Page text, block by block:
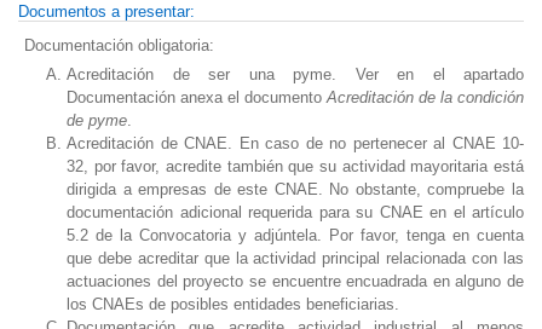
Documentos a presentar:
Documentación obligatoria:
Acreditación de ser una pyme. Ver en el apartado
Documentación anexa el documento Acreditación de la condición
de pyme
Acreditación de CNAE. En caso de no pertenecer al CNAE 10-
32, por favor, acredite también que su actividad mayoritaria está
dirigida a empresas de este CNAE. No obstante, compruebe la
documentación adicional requerida para su CNAE en el artículo
5.2 de la Convocatoria y adjúntela. Por favor, tenga en cuenta
que debe acreditar que la actividad principal relacionada con las
actuaciones del proyecto se encuentre encuadrada en alguno de
los CNAEs de posibles entidades beneficiarias.